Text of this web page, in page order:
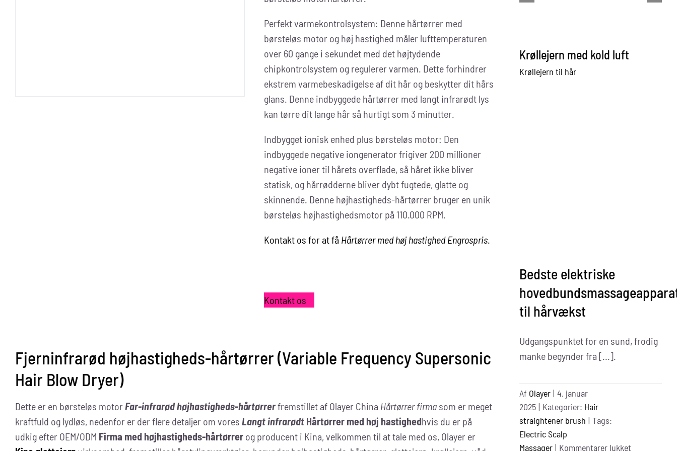
Perfekt varmekontrolsystem: Denne hårtørrer med
børsteløs motor og høj hastighed måler lufttemperaturen
over 60 gange i sekundet med det højtydende
chipkontrolsystem og regulerer varmen. Dette forhindrer
ekstrem varmebeskadigelse af dit hår og beskytter dit hårs
glans. Denne indbyggede hårtørrer med langt infrarødt lys
kan tørre dit lange hår så hurtigt som 3 minutter.
Indbygget ionisk enhed plus børsteløs motor: Den
indbyggede negative iongenerator frigiver 200 millioner
negative ioner til hårets overflade, så håret ikke bliver
statisk, og hårrødderne bliver dybt fugtede, glatte og
skinnende. Denne højhastigheds-hårtørrer bruger en unik
børsteløs højhastighedsmotor på 110.000 RPM.
Kontakt os for at få Hårtørrer med høj hastighedEngrospris.
Kontakt os
Fjerninfrarød højhastigheds-hårtørrer (Variable Frequency Supersonic
Hair Blow Dryer)
Dette er en børsteløs motorFar-infrarød højhastigheds-hårtørrerfremstillet af Olayer China Hårtørrer firmasom er meget
kraftfuld og lydløs, nedenfor er der flere detaljer om vores Langt infrarødtHårtørrer med høj hastighedhvis du er på
udkig efter OEM/ODM Firma med højhastigheds-hårtørrerog producent i Kina, velkommen til at tale med os, Olayer er
Krøllejern med kold luft
Krøllejern til hår
Bedste elektriske
til hårvækst
Udgangspunktet for en sund, frodig
manke begynder fra [...].
Af Olayer | 4. januar
2025 | Kategorier: Hair
straightener brush | Tags:
Electric Scalp
Massager | Kommentarer lukket